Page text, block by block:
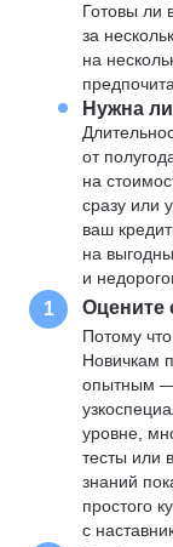
Готовы ли
за
на
Нужна
от
на
сразу или
ваш
на
и
1 Оцените
Потому
Новичкам
опытным —
уровне,
тесты или
знаний
простого
с